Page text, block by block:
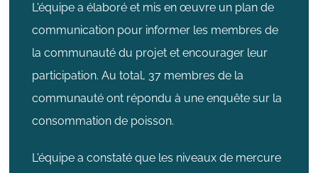
L'équipe a élaboré et mis en œuvre un plan de
communication pour informer les membres de
la communauté du projet et encourager leur
participation. Au total, 37 membres de la
communauté ont répondu à une enquête sur la
consommation de poisson.
L'équipe a constaté que les niveaux de mercure